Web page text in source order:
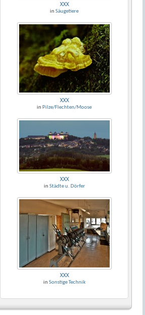
XXX
inSäugetiere
XXX
in Pilze/Flechten/Moose
XXX
in Städte u. Dörfer
XXX
in Sonstige Technik